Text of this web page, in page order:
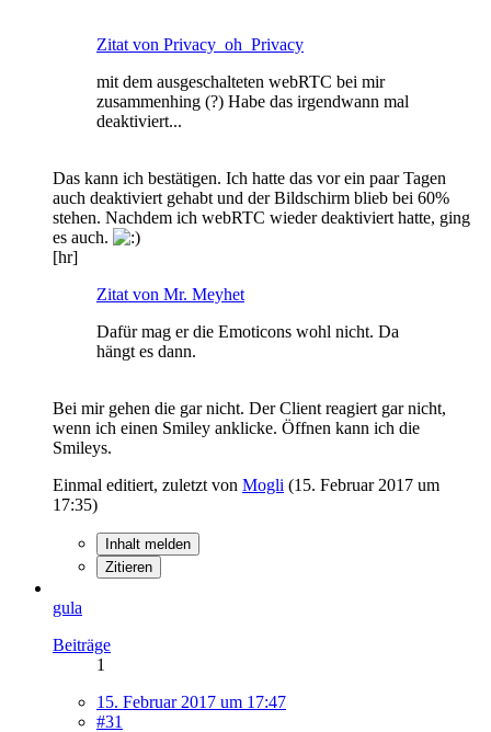
Zitat von Privacy_oh_Privacy
mit dem ausgeschalteten webRTC bei mir
zusammenhing (?) Habe das irgendwann mal
deaktiviert...
Das kann ich bestätigen. Ich hatte das vor ein paar Tagen
auch deaktiviert gehabt und der Bildschirm blieb bei 60%
stehen. Nachdem ich webRTC wieder deaktiviert hatte, ging
es auch.
[hr]
Zitat von Mr. Meyhet
Dafür mag er die Emoticons wohl nicht. Da
hängt es dann.
Bei mir gehen die gar nicht. Der Client reagiert gar nicht,
wenn ich einen Smiley anklicke. Öffnen kann ich die
Smileys.
Einmal editiert, zuletzt von Mogli (15. Februar 2017 um
17:35)
Inhalt melden
Zitieren
gula
Beiträge
1
15. Februar 2017 um 17:47
#31